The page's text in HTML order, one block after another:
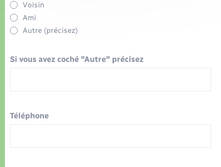
Voisin
Ami
Autre (précisez)
Si vous avez coché "Autre" précisez
Téléphone